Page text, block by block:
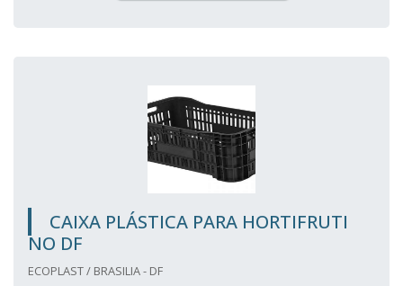
CAIXA PLÁSTICA PARA HORTIFRUTI
NO DF
ECOPLAST / BRASILIA - DF